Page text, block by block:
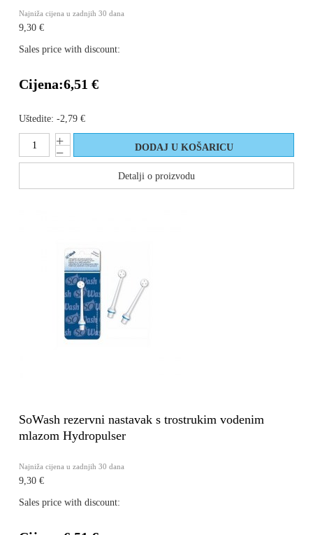
Najniža cijena u zadnjih 30 dana
9,30 €
Sales price with discount:
Cijena:6,51 €
Uštedite: -2,79 €
Detalji o proizvodu
SoWash rezervni nastavak s trostrukim vodenim
mlazom Hydropulser
Najniža cijena u zadnjih 30 dana
9,30 €
Sales price with discount: